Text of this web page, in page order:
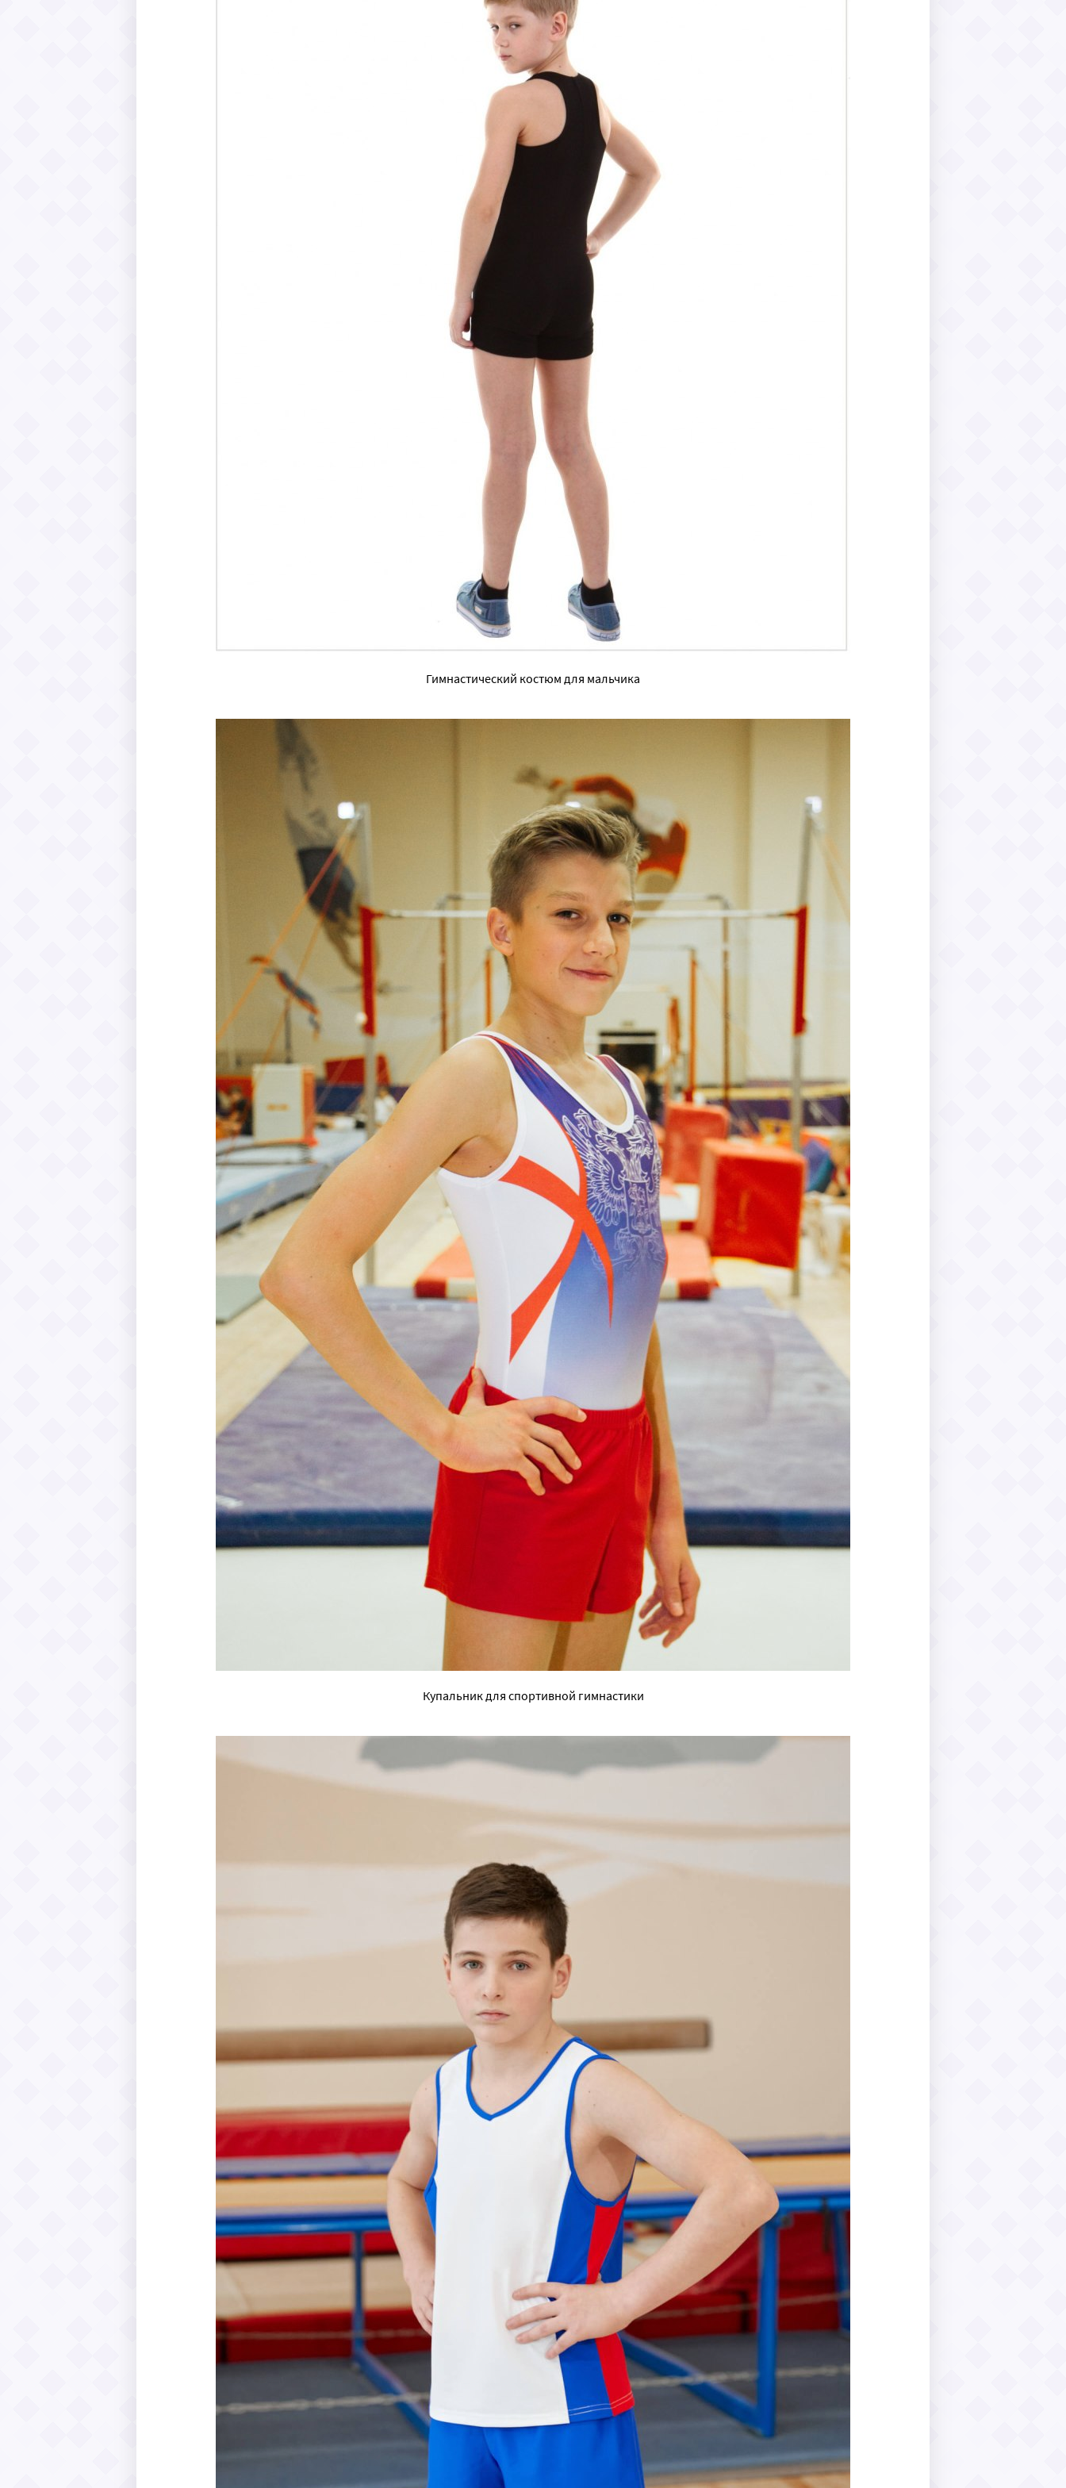
Гимнастический костюм для мальчика
Купальник для спортивной гимнастики